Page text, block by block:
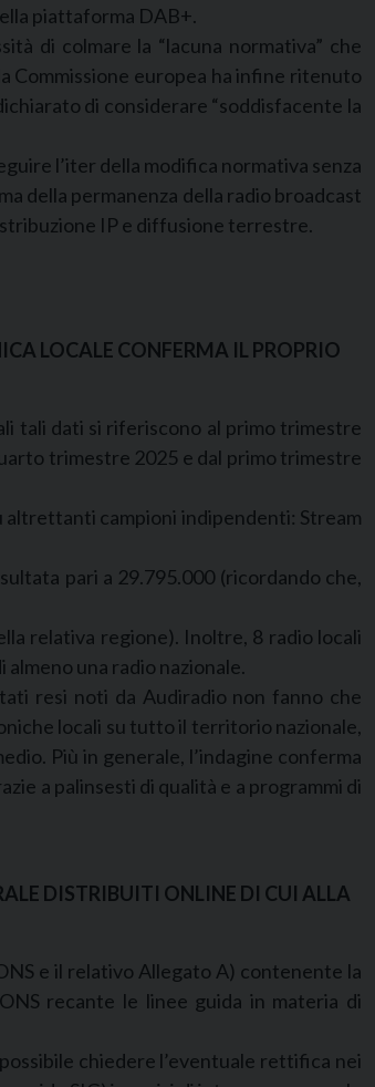
piattaforma DAB+.
di colmare la “lacuna normativa” che
Commissione europea ha infine ritenuto
di considerare “soddisfacente la
l’iter della modifica normativa senza
della permanenza della radio broadcast
IP e diffusione terrestre.
LOCALE CONFERMA IL PROPRIO
tali dati si riferiscono al primo trimestre
trimestre 2025 e dal primo trimestre
altrettanti campioni indipendenti: Stream
pari a 29.795.000 (ricordando che,
relativa regione). Inoltre, 8 radio locali
una radio nazionale.
resi noti da Audiradio non fanno che
locali su tutto il territorio nazionale,
Più in generale, l’indagine conferma
a palinsesti di qualità e a programmi di
DISTRIBUITI ONLINE DI CUI ALLA
e il relativo Allegato A) contenente la
recante le linee guida in materia di
chiedere l’eventuale rettifica nei